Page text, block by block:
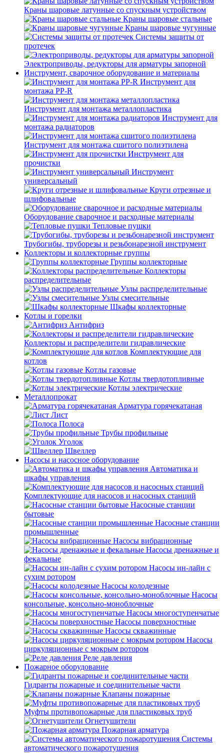
Краны шаровые латунные со спускным устройством
Краны шаровые стальные
Краны шаровые чугунные
Системы защиты от
протечек
Электроприводы, редукторы для арматуры запорной
Инструмент, сварочное оборудование и материалы
Инструмент для
монтажа PP-R
Инструмент для монтажа металлопластика
Инструмент для
монтажа радиаторов
Инструмент для монтажа сшитого полиэтилена
Инструмент для
прочистки
Инструмент
универсальный
Круги отрезные и
шлифовальные
Оборудование сварочное и расходные материалы
Тепловые пушки
Трубогибы, труборезы и резьбонарезной инструмент
Коллекторы и коллекторные группы
Группы коллекторные
Коллекторы
распределительные
Узлы распределительные
Узлы смесительные
Шкафы коллекторные
Котлы и горелки
Антифриз
Коллекторы и распределители гидравлические
Комплектующие для
котлов
Котлы газовые
Котлы твердотопливные
Котлы электрические
Металлопрокат
Арматура горячекатаная
Лист
Полоса
Трубы профильные
Уголок
Швеллер
Насосы и насосное оборудование
Автоматика и
шкафы управления
Комплектующие для насосов и насосных станций
Насосные станции
бытовые
Насосные станции
промышленные
Насосы вибрационные
Насосы дренажные и
фекальные
Насосы ин-лайн с
сухим ротором
Насосы колодезные
Насосы
консольные, консольно-моноблочные
Насосы многоступенчатые
Насосы поверхностные
Насосы скважинные
Насосы
циркуляционные с мокрым ротором
Реле давления
Пожарное оборудование
Гидранты пожарные и соединительные части
Клапаны пожарные
Муфты противопожарные для пластиковых труб
Огнетушители
Пожарная арматура
Системы
автоматического пожаротушения